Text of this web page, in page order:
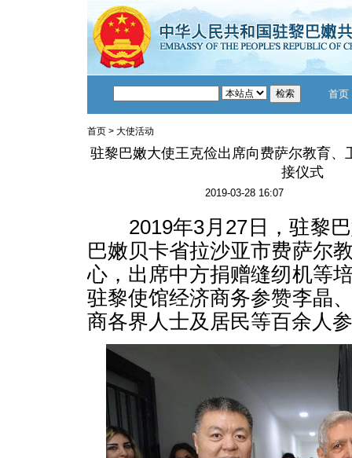
首页
首页 > 大使活动
驻黎巴嫩大使王克俭出席向费萨尔教育、
接仪式
2019-03-28 16:07
2019年3月27日，驻黎巴
巴嫩贝卡省拉沙亚市费萨尔
心，出席中方捐赠缝纫机等
驻黎使馆经济商务参赞李晶
商各界人士及居民等百余人